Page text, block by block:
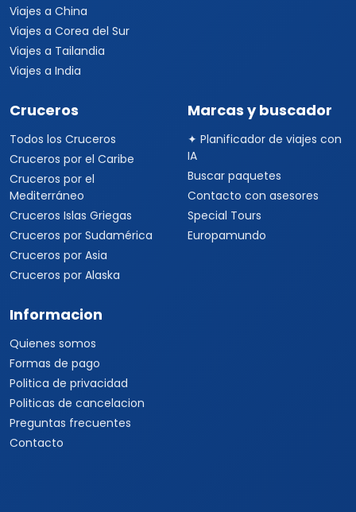
Viajes a China
Viajes a Corea del Sur
Viajes a Tailandia
Viajes a India
Cruceros
Todos los Cruceros
Cruceros por el Caribe
Cruceros por el
Mediterráneo
Cruceros Islas Griegas
Cruceros por Sudamérica
Cruceros por Asia
Cruceros por Alaska
Marcas y buscador
✦ Planificador de viajes con
IA
Buscar paquetes
Contacto con asesores
Special Tours
Europamundo
Informacion
Quienes somos
Formas de pago
Politica de privacidad
Politicas de cancelacion
Preguntas frecuentes
Contacto